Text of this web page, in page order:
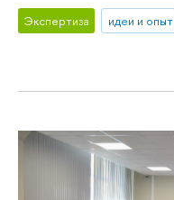
Экспертиза идеи и опыт